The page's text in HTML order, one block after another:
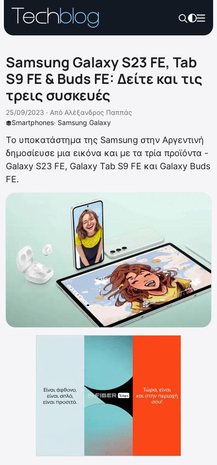
Samsung Galaxy S23 FE, Tab
S9 FE & Buds FE: Δείτε και τις
τρεις συσκευές
Smartphones· Samsung Galaxy
25/09/2023 · Από Αλέξανδρος Παππάς
Το υποκατάστημα της Samsung στην Αργεντινή
δημοσίευσε μια εικόνα και με τα τρία προϊόντα -
Galaxy S23 FE, Galaxy Tab S9 FE και Galaxy Buds
FE.